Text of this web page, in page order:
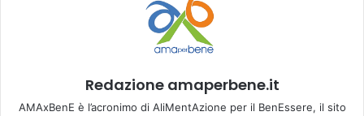
Redazione amaperbene.it
AMAxBenE è l’acronimo di AliMentAzione per il BenEssere, il sito